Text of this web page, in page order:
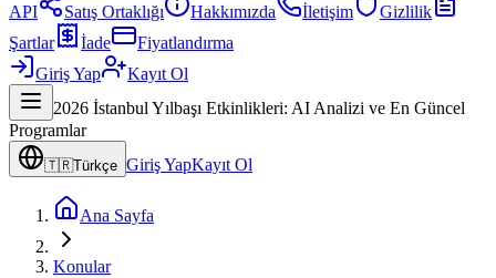
API
Satış Ortaklığı Hakkımızda İletişim
Gizlilik
Şartlar
İade
Fiyatlandırma
Giriş Yap
Kayıt Ol
2026 İstanbul Yılbaşı Etkinlikleri: AI Analizi ve En Güncel
Programlar
🇹🇷Türkçe Giriş YapKayıt Ol
Ana Sayfa
Konular